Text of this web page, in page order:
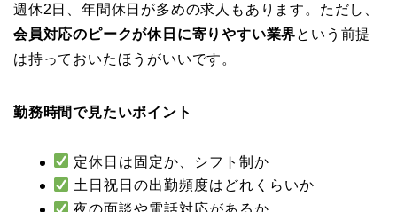
週休2日、年間休日が多めの求人もあります。ただし、
会員対応のピークが休日に寄りやすい業界という前提
は持っておいたほうがいいです。
勤務時間で見たいポイント
定休日は固定か、シフト制か
土日祝日の出勤頻度はどれくらいか
夜の面談や電話対応があるか